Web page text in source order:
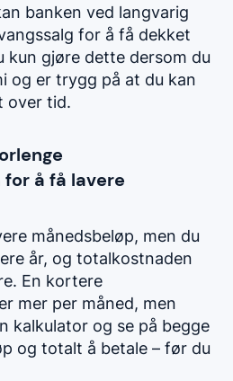
banken ved langvarig
for å få dekket
kun gjøre dette dersom du
og er trygg på at du kan
over tid.
å få lavere
månedsbeløp, men du
år, og totalkostnaden
En kortere
mer per måned, men
kalkulator og se på begge
og totalt å betale – før du